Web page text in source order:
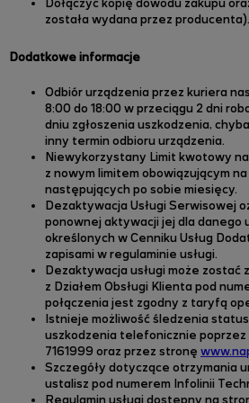
Dołączyć kopię dowodu zakupu
została wydana przez producenta).
Dodatkowe informacje
Odbiór urządzenia przez kuriera
8:00 do 18:00 w przeciągu 2 dni
dniu zgłoszenia uszkodzenia,
inny termin odbioru urządzenia.
Niewykorzystany Limit kwotowy
z nowym limitem obowiązującym
następujących po sobie miesięcy.
Dezaktywacja Usługi Serwisowej
ponownej aktywacji jej dla danego
określonych w Cenniku Usług
zapisami w regulaminie usługi.
Dezaktywacja usługi może zostać
z Działem Obsługi Klienta pod
połączenia jest zgodny z taryfą
Istnieje możliwość śledzenia
uszkodzenia telefonicznie
7161999 oraz przez stronę
Szczegóły dotyczące otrzymania
ustalisz pod numerem Infolinii